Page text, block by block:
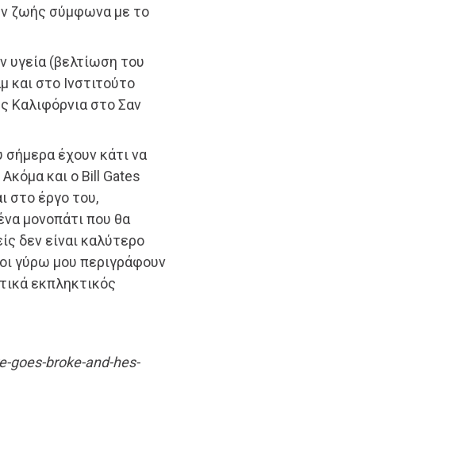
ζωής σύμφωνα με το
(βελτίωση του
και στο Ινστιτούτο
Καλιφόρνια στο Σαν
έχουν κάτι να
και ο Bill Gates
στο έργο του,
μονοπάτι που θα
δεν είναι καλύτερο
γύρω μου περιγράφουν
εκπληκτικός
goes-broke-and-hes-